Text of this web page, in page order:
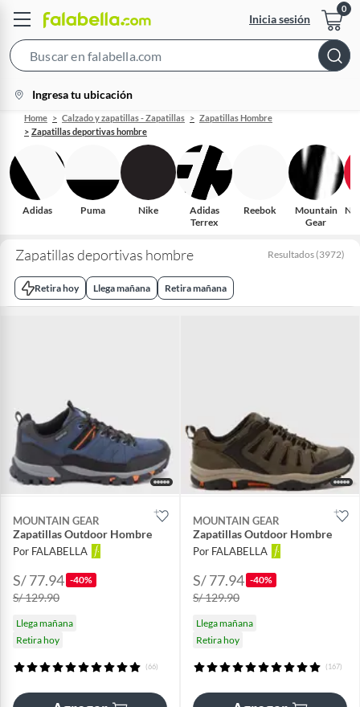
Inicia sesión
Bar
location-
icon
Ingresa tu ubicación
Home Calzado y zapatillas - Zapatillas
Zapatillas Hombre
Zapatillas deportivas hombre
Adidas Puma Nike
Adidas
Terrex
Reebok
Mountain
Gear
Zapatillas deportivas hombre Resultados (3972)
Retira hoy Llega mañana Retira mañana
MOUNTAIN GEAR
Zapatillas Outdoor Hombre
Por FALABELLA
S/ 77.94 -40%
S/ 129.90
Llega mañana
Retira hoy
(66)
MOUNTAIN GEAR
Zapatillas Outdoor Hombre
Por FALABELLA
S/ 77.94 -40%
S/ 129.90
Llega mañana
Retira hoy
(167)